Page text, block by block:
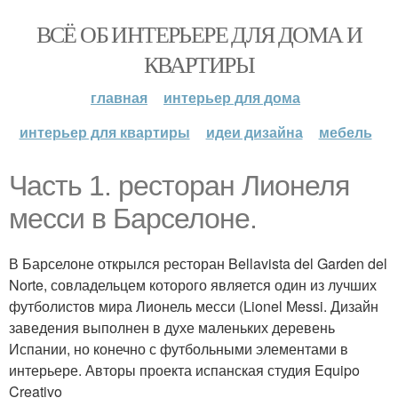
ВСЁ ОБ ИНТЕРЬЕРЕ ДЛЯ ДОМА И
КВАРТИРЫ
главная
интерьер для дома
интерьер для квартиры
идеи дизайна мебель
Часть 1. ресторан Лионеля
месси в Барселоне.
В Барселоне открылся ресторан Bellavista del Garden del
Norte, совладельцем которого является один из лучших
футболистов мира Лионель месси (Lionel Messi. Дизайн
заведения выполнен в духе маленьких деревень
Испании, но конечно с футбольными элементами в
интерьере. Авторы проекта испанская студия Equipo
Creativo